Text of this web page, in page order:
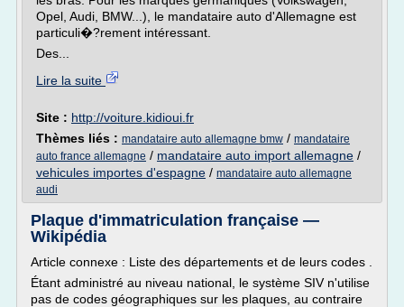
Opel, Audi, BMW...), le mandataire auto d'Allemagne est
particuli�?rement intéressant.
Des...
Lire la suite
Site : http://voiture.kidioui.fr
Thèmes liés : mandataire auto allemagne bmw / mandataire
auto france allemagne / mandataire auto import allemagne /
vehicules importes d'espagne / mandataire auto allemagne
audi
Plaque d'immatriculation française —
Wikipédia
Article connexe : Liste des départements et de leurs codes .
Étant administré au niveau national, le système SIV n'utilise
pas de codes géographiques sur les plaques, au contraire